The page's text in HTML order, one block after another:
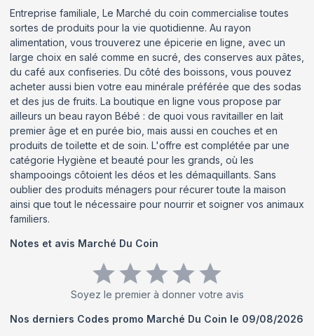
Entreprise familiale, Le Marché du coin commercialise toutes
sortes de produits pour la vie quotidienne. Au rayon
alimentation, vous trouverez une épicerie en ligne, avec un
large choix en salé comme en sucré, des conserves aux pâtes,
du café aux confiseries. Du côté des boissons, vous pouvez
acheter aussi bien votre eau minérale préférée que des sodas
et des jus de fruits. La boutique en ligne vous propose par
ailleurs un beau rayon Bébé : de quoi vous ravitailler en lait
premier âge et en purée bio, mais aussi en couches et en
produits de toilette et de soin. L'offre est complétée par une
catégorie Hygiène et beauté pour les grands, où les
shampooings côtoient les déos et les démaquillants. Sans
oublier des produits ménagers pour récurer toute la maison
ainsi que tout le nécessaire pour nourrir et soigner vos animaux
familiers.
Notes et avis Marché Du Coin
Soyez le premier à donner votre avis
Nos derniers Codes promo Marché Du Coin le 09/08/2026